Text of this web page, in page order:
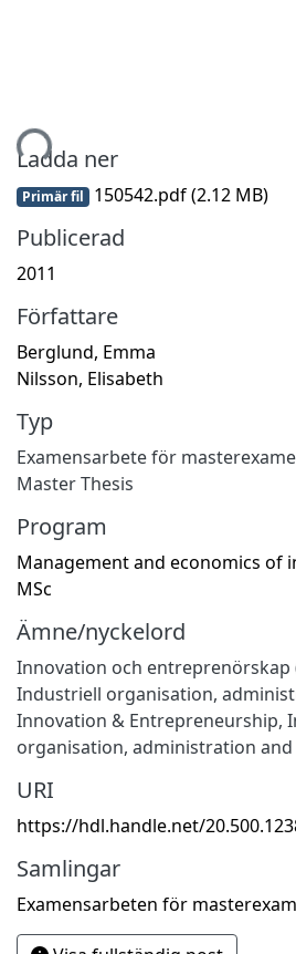
Ladda ner
Primär fil 150542.pdf(2.12 MB)
Publicerad
2011
Författare
Berglund, Emma
Nilsson, Elisabeth
Typ
Examensarbete för
Master Thesis
Program
Management and economics of
MSc
Ämne/nyckelord
Innovation och
Industriell organisation,
Innovation & Entrepreneurship,
organisation, administration and
URI
https://hdl.handle.net/
Samlingar
Examensarbeten för